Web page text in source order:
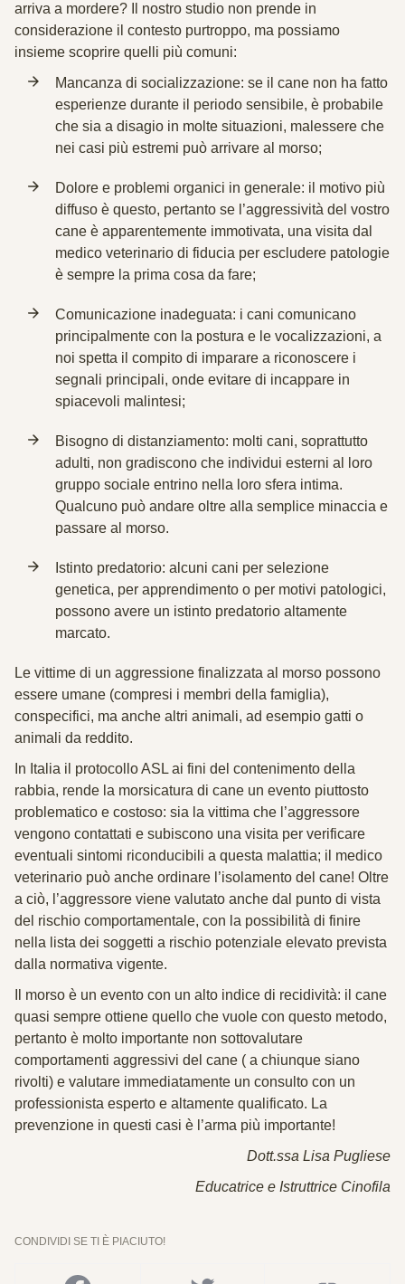
arriva a mordere? Il nostro studio non prende in
considerazione il contesto purtroppo, ma possiamo
insieme scoprire quelli più comuni:
Mancanza di socializzazione: se il cane non ha fatto
esperienze durante il periodo sensibile, è probabile
che sia a disagio in molte situazioni, malessere che
nei casi più estremi può arrivare al morso;
Dolore e problemi organici in generale: il motivo più
diffuso è questo, pertanto se l’aggressività del vostro
cane è apparentemente immotivata, una visita dal
medico veterinario di fiducia per escludere patologie
è sempre la prima cosa da fare;
Comunicazione inadeguata: i cani comunicano
principalmente con la postura e le vocalizzazioni, a
noi spetta il compito di imparare a riconoscere i
segnali principali, onde evitare di incappare in
spiacevoli malintesi;
Bisogno di distanziamento: molti cani, soprattutto
adulti, non gradiscono che individui esterni al loro
gruppo sociale entrino nella loro sfera intima.
Qualcuno può andare oltre alla semplice minaccia e
passare al morso.
Istinto predatorio: alcuni cani per selezione
genetica, per apprendimento o per motivi patologici,
possono avere un istinto predatorio altamente
marcato.
Le vittime di un aggressione finalizzata al morso possono
essere umane (compresi i membri della famiglia),
conspecifici, ma anche altri animali, ad esempio gatti o
animali da reddito.
In Italia il protocollo ASL ai fini del contenimento della
rabbia, rende la morsicatura di cane un evento piuttosto
problematico e costoso: sia la vittima che l’aggressore
vengono contattati e subiscono una visita per verificare
eventuali sintomi riconducibili a questa malattia; il medico
veterinario può anche ordinare l’isolamento del cane! Oltre
a ciò, l’aggressore viene valutato anche dal punto di vista
del rischio comportamentale, con la possibilità di finire
nella lista dei soggetti a rischio potenziale elevato prevista
dalla normativa vigente.
Il morso è un evento con un alto indice di recidività: il cane
quasi sempre ottiene quello che vuole con questo metodo,
pertanto è molto importante non sottovalutare
comportamenti aggressivi del cane ( a chiunque siano
rivolti) e valutare immediatamente un consulto con un
professionista esperto e altamente qualificato. La
prevenzione in questi casi è l’arma più importante!
Dott.ssa Lisa Pugliese
Educatrice e Istruttrice Cinofila
CONDIVIDI SE TI È PIACIUTO!